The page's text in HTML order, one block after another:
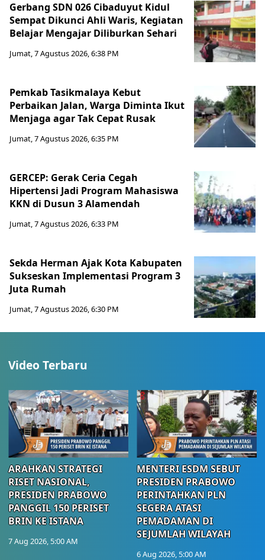
Gerbang SDN 026 Cibaduyut Kidul
Sempat Dikunci Ahli Waris, Kegiatan
Belajar Mengajar Diliburkan Sehari
Jumat, 7 Agustus 2026, 6:38 PM
Pemkab Tasikmalaya Kebut
Perbaikan Jalan, Warga Diminta Ikut
Menjaga agar Tak Cepat Rusak
Jumat, 7 Agustus 2026, 6:35 PM
GERCEP: Gerak Ceria Cegah
Hipertensi Jadi Program Mahasiswa
KKN di Dusun 3 Alamendah
Jumat, 7 Agustus 2026, 6:33 PM
Sekda Herman Ajak Kota Kabupaten
Sukseskan Implementasi Program 3
Juta Rumah
Jumat, 7 Agustus 2026, 6:30 PM
Video Terbaru
ARAHKAN STRATEGI
RISET NASIONAL,
PRESIDEN PRABOWO
PANGGIL 150 PERISET
BRIN KE ISTANA
7 Aug 2026, 5:00 AM
MENTERI ESDM SEBUT
PRESIDEN PRABOWO
PERINTAHKAN PLN
SEGERA ATASI
PEMADAMAN DI
SEJUMLAH WILAYAH
6 Aug 2026, 5:00 AM